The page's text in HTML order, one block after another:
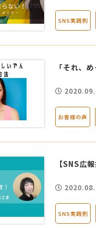
SNS実践例
「それ、
お客様の声
【SNS広
SNS実践例